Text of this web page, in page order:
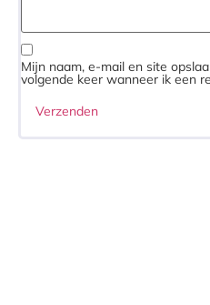
Mijn naam, e-mail en site
volgende keer wanneer ik een